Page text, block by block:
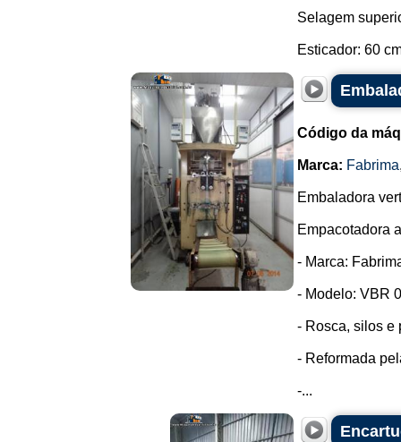
Selagem
Esticador: 60
Código da
Marca: Fabrima
Embaladora
Empacotadora
- Marca:
- Modelo: VBR
- Rosca, silos e
- Reformada
-...